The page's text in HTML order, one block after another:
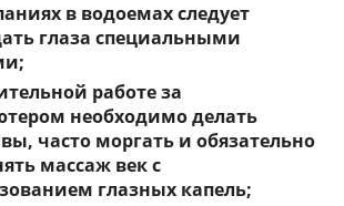
в водоемах следует
глаза специальными
работе за
необходимо делать
часто моргать и обязательно
массаж век с
глазных капель;